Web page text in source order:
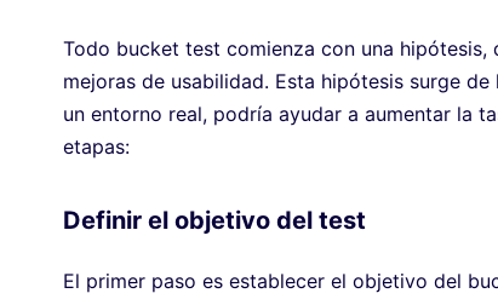
Todo bucket test comienza con una
mejoras de usabilidad. Esta hipótesis surge
un entorno real, podría ayudar a aumentar la
etapas:
Definir el objetivo del test
El primer paso es establecer el objetivo del